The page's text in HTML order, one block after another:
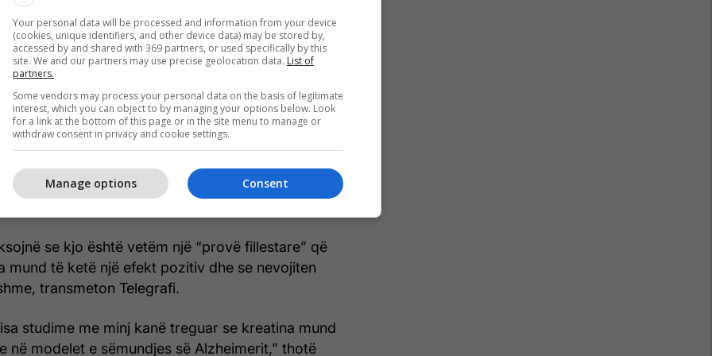
kreatinë rregullisht dhe shkencëtarët matën
në gjak dhe në tru në fillim, pas katër dhe tetë
ata testuan edhe aftësitë e tyre njohëse.
se 19 nga 20 pjesëmarrës morën rregullisht
e kreatinës në gjak u rritën, ndërsa në tru u
11 për qind. Më e rëndësishmja, pjesëmarrësit
në testet e vëmendjes, leximit, kohës së
mendor.
se kjo është vetëm një “provë fillestare” që
mund të ketë një efekt pozitiv dhe se nevojiten
transmeton Telegrafi.
studime me minj kanë treguar se kreatina mund
në modelet e sëmundjes së Alzheimerit,” thotë
Your personal data will be processed and information from your device
(cookies, unique identifiers, and other device data) may be stored by,
accessed by and shared with 369 partners, or used specifically by this
site. We and our partners may use precise geolocation data. List of
partners.
Some vendors may process your personal data on the basis of legitimate
interest, which you can object to by managing your options below. Look
for a link at the bottom of this page or in the site menu to manage or
withdraw consent in privacy and cookie settings.
Consent
Manage options